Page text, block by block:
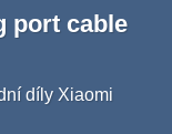
port cable
díly Xiaomi